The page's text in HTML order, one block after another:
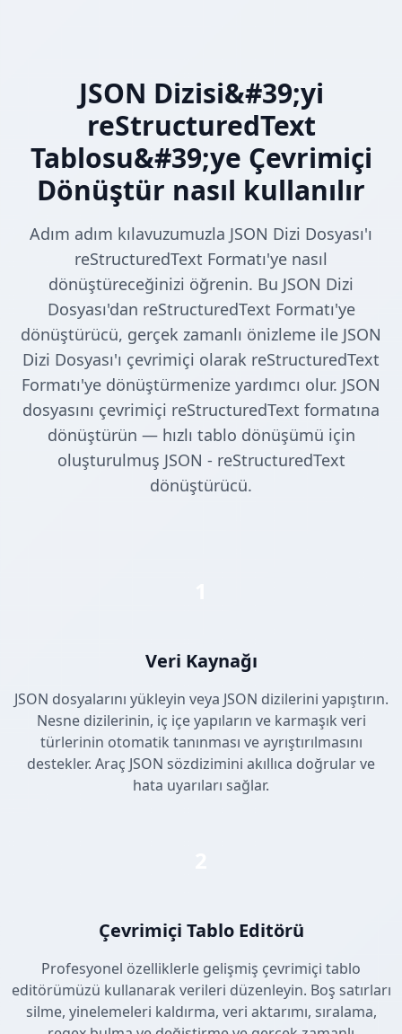
JSON Dizisi&#39;yi
reStructuredText
Tablosu&#39;ye Çevrimiçi
Dönüştür nasıl kullanılır
Adım adım kılavuzumuzla JSON Dizi Dosyası'ı
reStructuredText Formatı'ye nasıl
dönüştüreceğinizi öğrenin. Bu JSON Dizi
Dosyası'dan reStructuredText Formatı'ye
dönüştürücü, gerçek zamanlı önizleme ile JSON
Dizi Dosyası'ı çevrimiçi olarak reStructuredText
Formatı'ye dönüştürmenize yardımcı olur. JSON
dosyasını çevrimiçi reStructuredText formatına
dönüştürün — hızlı tablo dönüşümü için
oluşturulmuş JSON - reStructuredText
dönüştürücü.
Veri Kaynağı
JSON dosyalarını yükleyin veya JSON dizilerini yapıştırın.
Nesne dizilerinin, iç içe yapıların ve karmaşık veri
türlerinin otomatik tanınması ve ayrıştırılmasını
destekler. Araç JSON sözdizimini akıllıca doğrular ve
hata uyarıları sağlar.
Çevrimiçi Tablo Editörü
Profesyonel özelliklerle gelişmiş çevrimiçi tablo
editörümüzü kullanarak verileri düzenleyin. Boş satırları
silme, yinelemeleri kaldırma, veri aktarımı, sıralama,